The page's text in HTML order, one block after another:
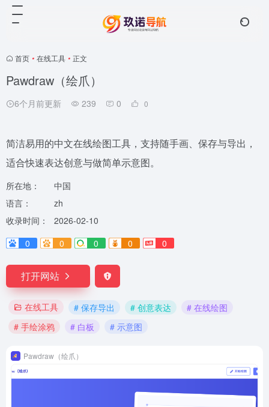
首页 • 在线工具 • 正文
Pawdraw（绘爪）
6个月前更新 239 0 0
简洁易用的中文在线绘图工具，支持随手画、保存与导出，
适合快速表达创意与做简单示意图。
所在地：
中国
语言：
zh
收录时间：
2026-02-10
0
0 0 0 0
打开网站
在线工具 # 保存导出 # 创意表达
# 在线绘图
# 手绘涂鸦
# 白板 # 示意图
Pawdraw（绘爪）